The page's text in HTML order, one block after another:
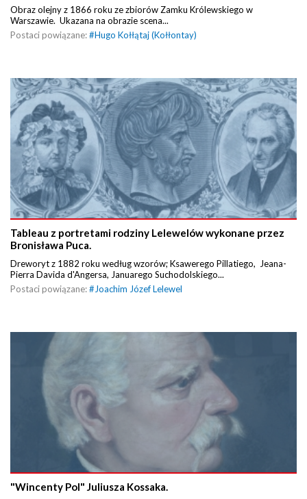
Obraz olejny z 1866 roku ze zbiorów Zamku Królewskiego w
Warszawie. Ukazana na obrazie scena...
Postaci powiązane:#Hugo Kołłątaj (Kołłontay)
Tableau z portretami rodziny Lelewelów wykonane przez
Bronisława Puca.
Dreworyt z 1882 roku według wzorów; Ksawerego Pillatiego, Jeana-
Pierra Davida d'Angersa, Januarego Suchodolskiego...
Postaci powiązane:# Joachim Józef Lelewel
"Wincenty Pol" Juliusza Kossaka.